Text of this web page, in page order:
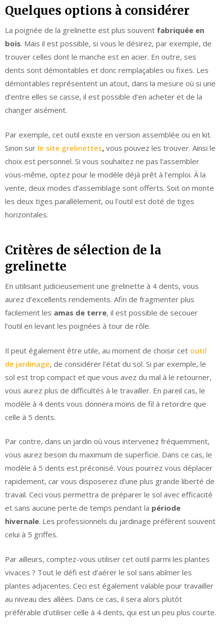
Quelques options à considérer
La poignée de la grelinette est plus souvent fabriquée en
bois. Mais il est possible, si vous le désirez, par exemple, de
trouver celles dont le manche est en acier. En outre, ses
dents sont démontables et donc remplaçables ou fixes. Les
démontables représentent un atout, dans la mesure où si une
d’entre elles se casse, il est possible d’en acheter et de la
changer aisément.
Par exemple, cet outil existe en version assemblée ou en kit.
Sinon sur le site grelinettes, vous pouvez les trouver. Ainsi le
choix est personnel. Si vous souhaitez ne pas l’assembler
vous-même, optez pour le modèle déjà prêt à l’emploi. À la
vente, deux modes d’assemblage sont offerts. Soit on monte
les deux tiges parallèlement, ou l’outil est doté de tiges
horizontales.
Critères de sélection de la
grelinette
En utilisant judicieusement une grelinette à 4 dents, vous
aurez d’excellents rendements. Afin de fragmenter plus
facilement les amas de terre, il est possible de secouer
l’outil en levant les poignées à tour de rôle.
Il peut également être utile, au moment de choisir cet outil
de jardinage, de considérer l’état du sol. Si par exemple, le
sol est trop compact et que vous avez du mal à le retourner,
vous aurez plus de difficultés à le travailler. En pareil cas, le
modèle à 4 dents vous donnera moins de fil à retordre que
celle à 5 dents.
Par contre, dans un jardin où vous intervenez fréquemment,
vous aurez besoin du maximum de superficie. Dans ce cas, le
modèle à 5 dents est préconisé. Vous pourrez vous déplacer
rapidement, car vous disposerez d’une plus grande liberté de
travail. Ceci vous permettra de préparer le sol avec efficacité
et sans aucune perte de temps pendant la période
hivernale. Les professionnels du jardinage préfèrent souvent
celui à 5 griffes.
Par ailleurs, comptez-vous utiliser cet outil parmi les plantes
vivaces ? Tout le défi est d’aérer le sol sans abîmer les
plantes adjacentes. Ceci est également valable pour travailler
au niveau des allées. Dans ce cas, il sera alors plutôt
préférable d’utiliser celle à 4 dents, qui est un peu plus courte.